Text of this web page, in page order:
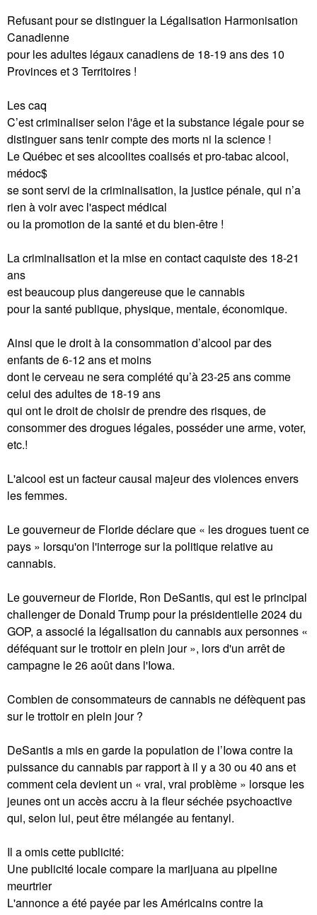
Refusant pour se distinguer la Légalisation Harmonisation
Canadienne
pour les adultes légaux canadiens de 18-19 ans des 10
Provinces et 3 Territoires !
Les caq
C’est criminaliser selon l'âge et la substance légale pour se
distinguer sans tenir compte des morts ni la science !
Le Québec et ses alcoolites coalisés et pro-tabac alcool,
médoc$
se sont servi de la criminalisation, la justice pénale, qui n’a
rien à voir avec l'aspect médical
ou la promotion de la santé et du bien-être !
La criminalisation et la mise en contact caquiste des 18-21
ans
est beaucoup plus dangereuse que le cannabis
pour la santé publique, physique, mentale, économique.
Ainsi que le droit à la consommation d’alcool par des
enfants de 6-12 ans et moins
dont le cerveau ne sera complété qu’à 23-25 ans comme
celui des adultes de 18-19 ans
qui ont le droit de choisir de prendre des risques, de
consommer des drogues légales, posséder une arme, voter,
etc.!
L'alcool est un facteur causal majeur des violences envers
les femmes.
Le gouverneur de Floride déclare que « les drogues tuent ce
pays » lorsqu'on l'interroge sur la politique relative au
cannabis.
Le gouverneur de Floride, Ron DeSantis, qui est le principal
challenger de Donald Trump pour la présidentielle 2024 du
GOP, a associé la légalisation du cannabis aux personnes «
déféquant sur le trottoir en plein jour », lors d'un arrêt de
campagne le 26 août dans l'Iowa.
Combien de consommateurs de cannabis ne défèquent pas
sur le trottoir en plein jour ?
DeSantis a mis en garde la population de l’Iowa contre la
puissance du cannabis par rapport à il y a 30 ou 40 ans et
comment cela devient un « vrai, vrai problème » lorsque les
jeunes ont un accès accru à la fleur séchée psychoactive
qui, selon lui, peut être mélangée au fentanyl.
Il a omis cette publicité:
Une publicité locale compare la marijuana au pipeline
meurtrier
L'annonce a été payée par les Américains contre la